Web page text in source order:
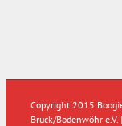
Copyright 2015
Bruck/Bodenwöhr